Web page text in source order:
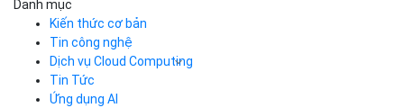
Danh mục
Kiến thức cơ bản
Tin công nghệ
Dịch vụ Cloud Computing
Cloud Server
CDN
Tin Tức
Ứng dụng AI